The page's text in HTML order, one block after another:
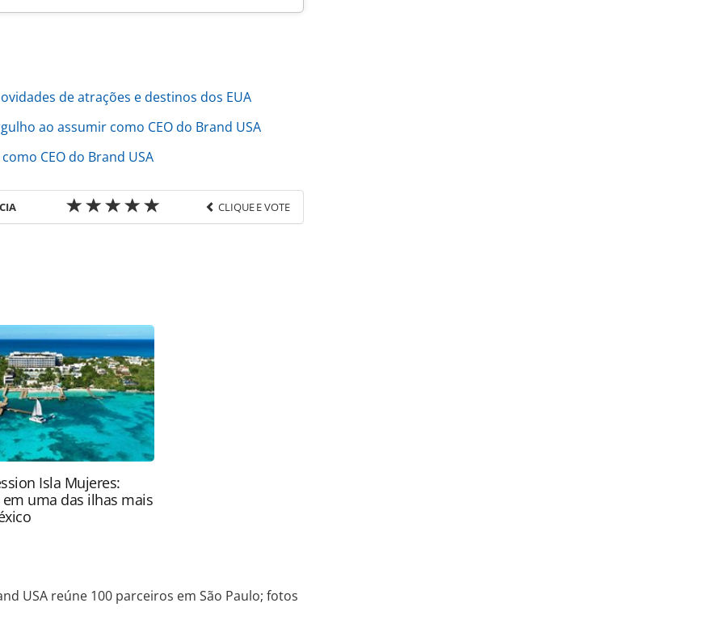
de atrações e destinos dos EUA
ao assumir como CEO do Brand USA
CEO do Brand USA
CLIQUE E VOTE
Editora é protegido pela legislação
o conteúdo sem autorização da
Isla Mujeres:
uma das ilhas mais
USA reúne 100 parceiros em São Paulo; fotos